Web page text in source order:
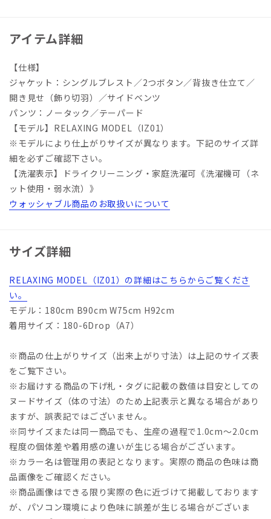
アイテム詳細
【仕様】
ジャケット：シングルブレスト／2つボタン／背抜き仕立て／
開き見せ（飾り切羽）／サイドベンツ
パンツ：ノータック／テーパード
【モデル】RELAXING MODEL（IZ01）
※モデルにより仕上がりサイズが異なります。下記のサイズ詳
細を必ずご確認下さい。
【洗濯表示】ドライクリーニング・家庭洗濯可《洗濯機可（ネ
ット使用・弱水流）》
ウォッシャブル商品のお取扱いについて
サイズ詳細
RELAXING MODEL（IZ01）の詳細はこちらからご覧くださ
い。
モデル：180cm B90cm W75cm H92cm
着用サイズ：180-6Drop（A7）
※商品の仕上がりサイズ（出来上がり寸法）は上記のサイズ表
をご覧下さい。
※お届けする商品の下げ札・タグに記載の数値は目安としての
ヌードサイズ（体の寸法）のため上記表示と異なる場合があり
ますが、誤表記ではございません。
※同サイズまたは同一商品でも、生産の過程で1.0cm～2.0cm
程度の個体差や着用感の違いが生じる場合がございます。
※カラー名は管理用の表記となります。実際の商品の色味は商
品画像をご確認ください。
※商品画像はできる限り実際の色に近づけて掲載しております
が、パソコン環境により色味に誤差が生じる場合がございま